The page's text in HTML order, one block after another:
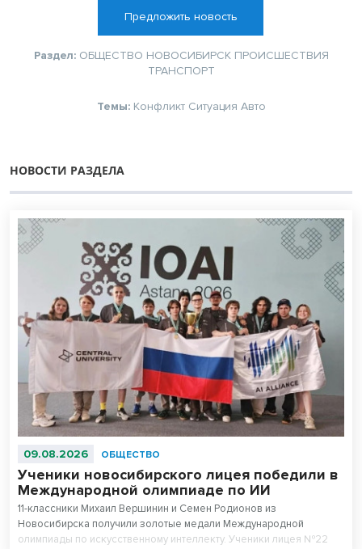
Предложить новость
Раздел: ОБЩЕСТВО НОВОСИБИРСК ПРОИСШЕСТВИЯ
ТРАНСПОРТ
Темы: Конфликт Ситуация Авто
НОВОСТИ РАЗДЕЛА
09.08.2026 ОБЩЕСТВО
Ученики новосибирского лицея победили в
Международной олимпиаде по ИИ
11-классники Михаил Вершинин и Семен Родионов из
Новосибирска получили золотые медали Международной
олимпиады по искусственному интеллекту. Ученики лицея №22